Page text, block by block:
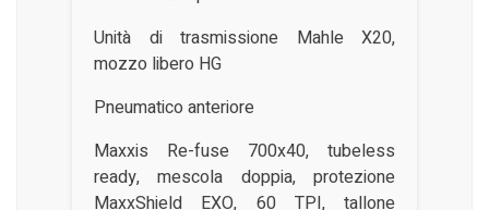
Unità di trasmissione Mahle X20,
mozzo libero HG
Pneumatico anteriore
Maxxis Re-fuse 700x40, tubeless
ready, mescola doppia, protezione
MaxxShield EXO, 60 TPI, tallone